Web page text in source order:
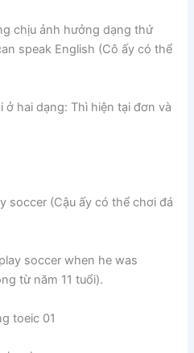
chịu ảnh hưởng dạng thứ
speak English (Cô ấy có thể
hai dạng: Thì hiện tại đơn và
soccer (Cậu ấy có thể chơi đá
soccer when he was
từ năm 11 tuổi).